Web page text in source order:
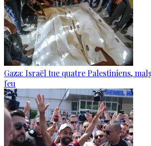
Gaza: Israël tue quatre Palestiniens,
feu